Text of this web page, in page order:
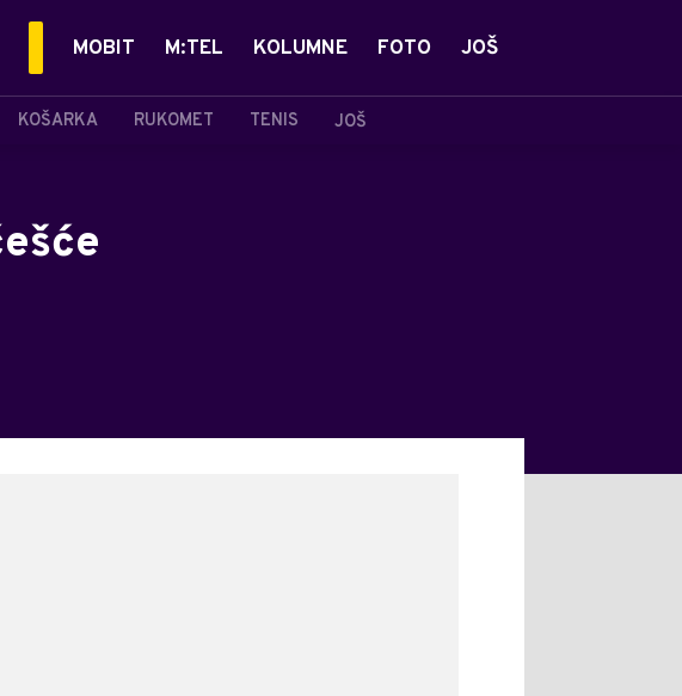
KOŠARKA RUKOMET TENIS JOŠ
MOBIT M:TEL KOLUMNE FOTO JOŠ